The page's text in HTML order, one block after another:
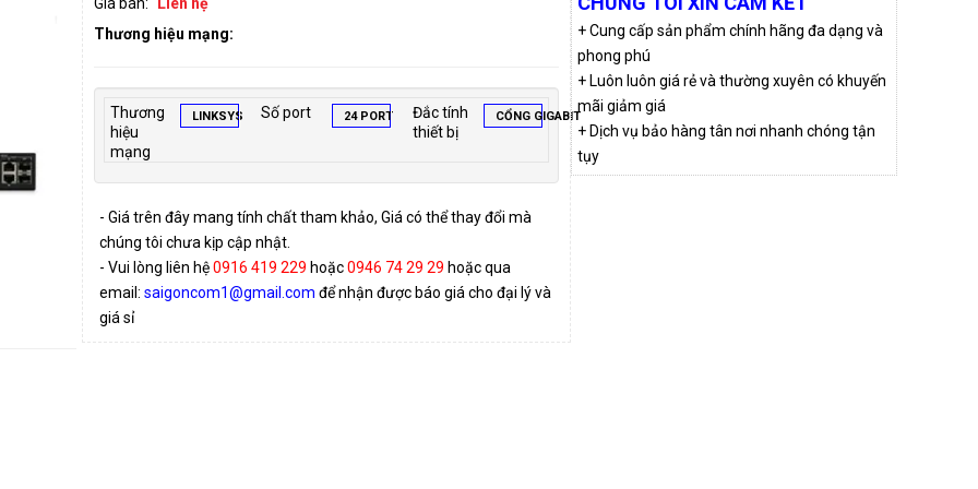
Giá bán:
Liên hệ
Thương hiệu mạng:
Thương
hiệu
mạng
LINKSYS Số port 24 PORT
Đắc tính
thiết bị
CỔNG GIGABIT
- Giá trên đây mang tính chất tham khảo, Giá có thể thay đổi mà
chúng tôi chưa kịp cập nhật.
- Vui lòng liên hệ0916 419 229 hoặc0946 74 29 29 hoặc qua
email: saigoncom1@gmail.com để nhận được báo giá cho đại lý và
giá sỉ
+ Cung cấp sản phẩm chính hãng đa dạng và
phong phú
+ Luôn luôn giá rẻ và thường xuyên có khuyến
mãi giảm giá
+ Dịch vụ bảo hàng tân nơi nhanh chóng tận
tụy